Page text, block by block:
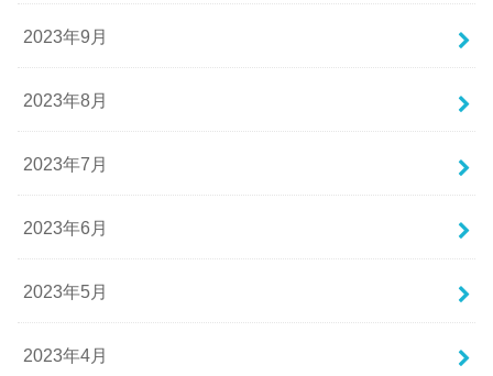
2023年9月
2023年8月
2023年7月
2023年6月
2023年5月
2023年4月